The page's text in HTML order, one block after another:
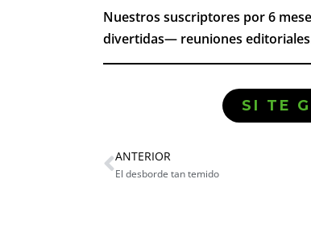
Nuestros suscriptores por 6
divertidas— reuniones
SI TE
ANTERIOR
El desborde tan temido